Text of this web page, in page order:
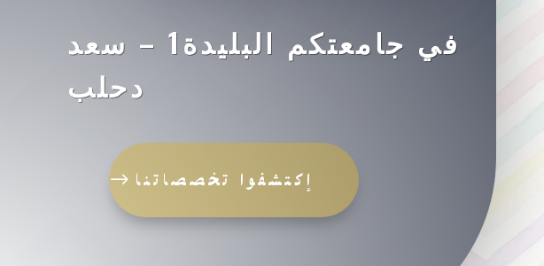
في جامعتكم البليدة1 – سعد
دحلب
إكتشفوا تخصصاتنا